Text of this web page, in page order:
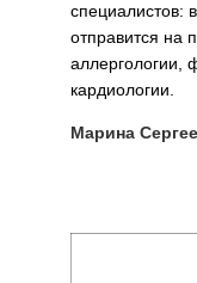
специалистов:
отправится на
аллергологии,
кардиологии.
Марина